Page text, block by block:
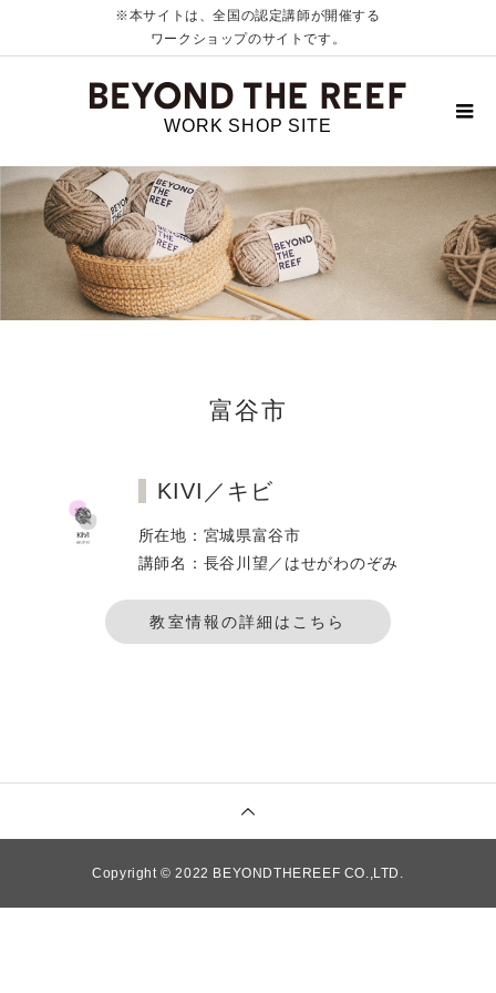
※本サイトは、全国の認定講師が開催する
ワークショップのサイトです。
WORK SHOP SITE
富谷市
KIVI／キビ
所在地：宮城県富谷市
講師名：長谷川望／はせがわのぞみ
教室情報の詳細はこちら
Copyright © 2022 BEYONDTHEREEF CO.,LTD.